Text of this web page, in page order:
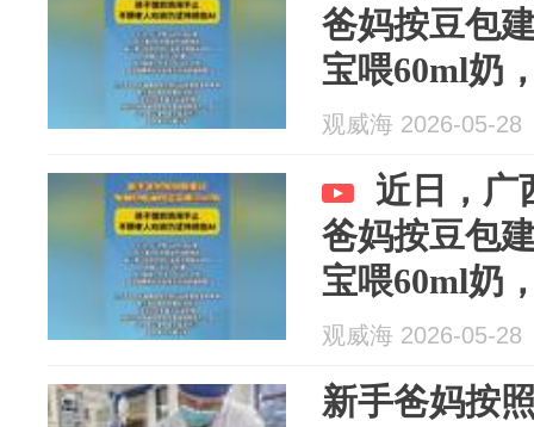
爸妈按豆包
宝喂60ml奶
止，不顾老
观威海 2026-05-28
近日，广
爸妈按豆包
宝喂60ml奶
止，不顾老
观威海 2026-05-28
新手爸妈按